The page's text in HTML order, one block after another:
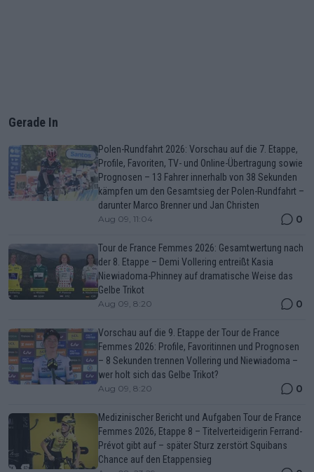
Gerade In
Polen-Rundfahrt 2026: Vorschau auf die 7. Etappe,
Profile, Favoriten, TV- und Online-Übertragung sowie
Prognosen – 13 Fahrer innerhalb von 38 Sekunden
kämpfen um den Gesamtsieg der Polen-Rundfahrt –
darunter Marco Brenner und Jan Christen
Aug 09, 11:04 0
Tour de France Femmes 2026: Gesamtwertung nach
der 8. Etappe – Demi Vollering entreißt Kasia
Niewiadoma-Phinney auf dramatische Weise das
Gelbe Trikot
Aug 09, 8:20 0
Vorschau auf die 9. Etappe der Tour de France
Femmes 2026: Profile, Favoritinnen und Prognosen
– 8 Sekunden trennen Vollering und Niewiadoma –
wer holt sich das Gelbe Trikot?
Aug 09, 8:20 0
Medizinischer Bericht und Aufgaben Tour de France
Femmes 2026, Etappe 8 – Titelverteidigerin Ferrand-
Prévot gibt auf – später Sturz zerstört Squibans
Chance auf den Etappensieg